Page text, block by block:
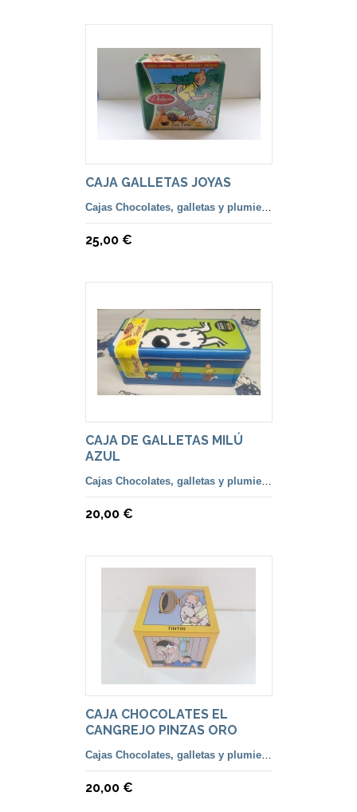
CAJA GALLETAS JOYAS
Cajas Chocolates, galletas y plumiers lápices
25,00 €
CAJA DE GALLETAS MILÚ
AZUL
Cajas Chocolates, galletas y plumiers lápices
20,00 €
CAJA CHOCOLATES EL
CANGREJO PINZAS ORO
Cajas Chocolates, galletas y plumiers lápices
20,00 €